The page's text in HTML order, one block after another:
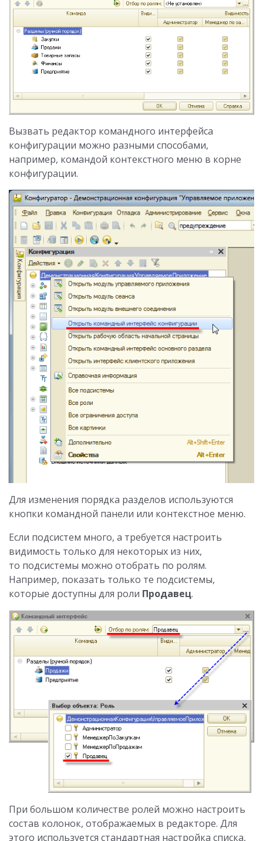
Вызвать редактор командного интерфейса
конфигурации можно разными способами,
например, командой контекстного меню в корне
конфигурации.
Для изменения порядка разделов используются
кнопки командной панели или контекстное меню.
Если подсистем много, а требуется настроить
видимость только для некоторых из них,
то подсистемы можно отобрать по ролям.
Например, показать только те подсистемы,
которые доступны для роли Продавец.
При большом количестве ролей можно настроить
состав колонок, отображаемых в редакторе. Для
этого используется стандартная настройка списка,